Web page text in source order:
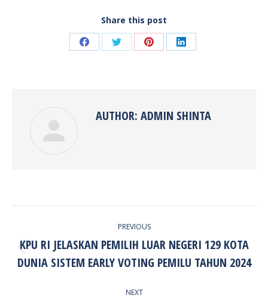
Share this post
Share Share Share Share
AUTHOR: ADMIN SHINTA
PREVIOUS
Previous
post:
KPU RI JELASKAN PEMILIH LUAR NEGERI 129 KOTA
DUNIA SISTEM EARLY VOTING PEMILU TAHUN 2024
NEXT